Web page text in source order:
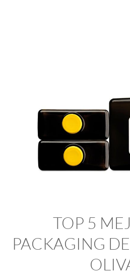
TOP 5
PACKAGING